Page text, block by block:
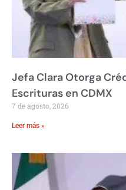
Jefa Clara Otorga
Escrituras en CDMX
7 de agosto, 2026
Leer más »